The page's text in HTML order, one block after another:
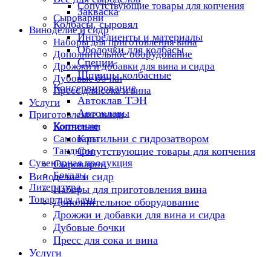
Сопутствующие товары для копчения
Сыроварни
Виноделие и сидр
Наборы для приготовления вина
Дополнительное оборудование
Дрожжи и добавки для вина и сидра
Дубовые бочки
Пресс для сока и вина
Услуги
Приготовление пищи
Коптильни
Самовары
Тандыры
Сувенирная продукция
Бокалы
Литература
Товар для дачи
Закваска
Колбасы, сыровял
Ингредиенты и материалы
Оболочки для колбасы
Специи
Шприцы колбасные
Консервирование
Автоклав ТЭН
Автоклавы
Копчение
Коптильни с гидрозатвором
Сопутствующие товары для копчения
Сыроварни
Виноделие и сидр
Наборы для приготовления вина
Дополнительное оборудование
Дрожжи и добавки для вина и сидра
Дубовые бочки
Пресс для сока и вина
Услуги